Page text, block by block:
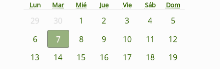
Lun Mar Mié Jue Vie Sáb Dom
29 30 1 2 3 4
5
6
7 8 9 10 11
12
13
14 15 16 17 18
19